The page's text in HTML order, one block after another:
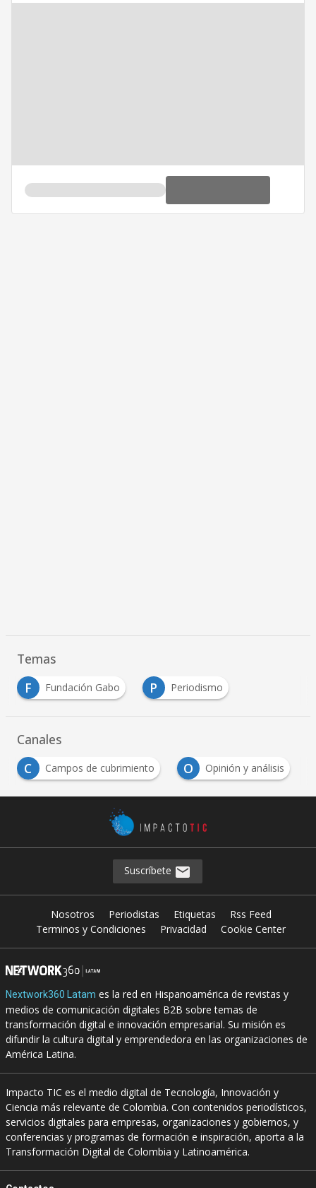
Temas
F
Fundación Gabo P Periodismo
Canales
C
Campos de cubrimiento O Opinión y análisis
Suscríbete
Nosotros Periodistas Etiquetas
Rss Feed
Terminos y Condiciones
Privacidad Cookie Center
Nextwork360 Latam es la red en Hispanoamérica de revistas y
medios de comunicación digitales B2B sobre temas de
transformación digital e innovación empresarial. Su misión es
difundir la cultura digital y emprendedora en las organizaciones de
América Latina.
Impacto TIC es el medio digital de Tecnología, Innovación y
Ciencia más relevante de Colombia. Con contenidos periodísticos,
servicios digitales para empresas, organizaciones y gobiernos, y
conferencias y programas de formación e inspiración, aporta a la
Transformación Digital de Colombia y Latinoamérica.